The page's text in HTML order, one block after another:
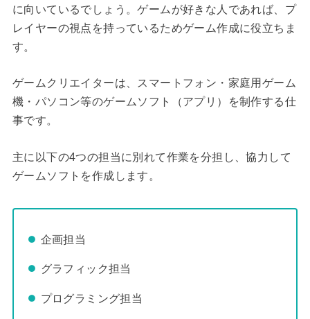
に向いているでしょう。ゲームが好きな人であれば、プ
レイヤーの視点を持っているためゲーム作成に役立ちま
す。
ゲームクリエイターは、スマートフォン・家庭用ゲーム
機・パソコン等のゲームソフト（アプリ）を制作する仕
事です。
主に以下の4つの担当に別れて作業を分担し、協力して
ゲームソフトを作成します。
企画担当
グラフィック担当
プログラミング担当